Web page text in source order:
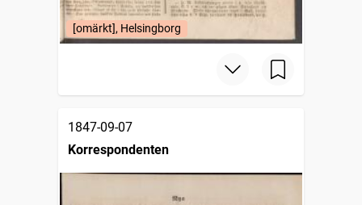
[omärkt], Helsingborg
1847-09-07
Korrespondenten